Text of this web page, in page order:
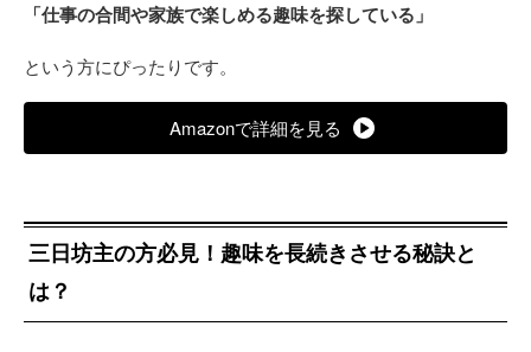
「仕事の合間や家族で楽しめる趣味を探している」
という方にぴったりです。
Amazonで詳細を見る
三日坊主の方必見！趣味を長続きさせる秘訣と
は？